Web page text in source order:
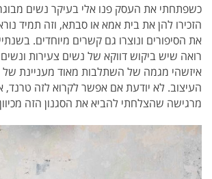
כשפתחתי את העסק פנו אלי בעיקר נשים
הזכירו להן את בית אמא או סבתא, וזה תמיד
את הסיפורים ונוצרו גם קשרים מיוחדים.
רואה שיש ביקוש דווקא של נשים צעירות
איזשהי מגמה של השתלבות מאוד מעניינת
העיצוב. לא יודעת אם אפשר לקרוא לזה
מרגישה שהצלחתי להביא את הסגנון הזה